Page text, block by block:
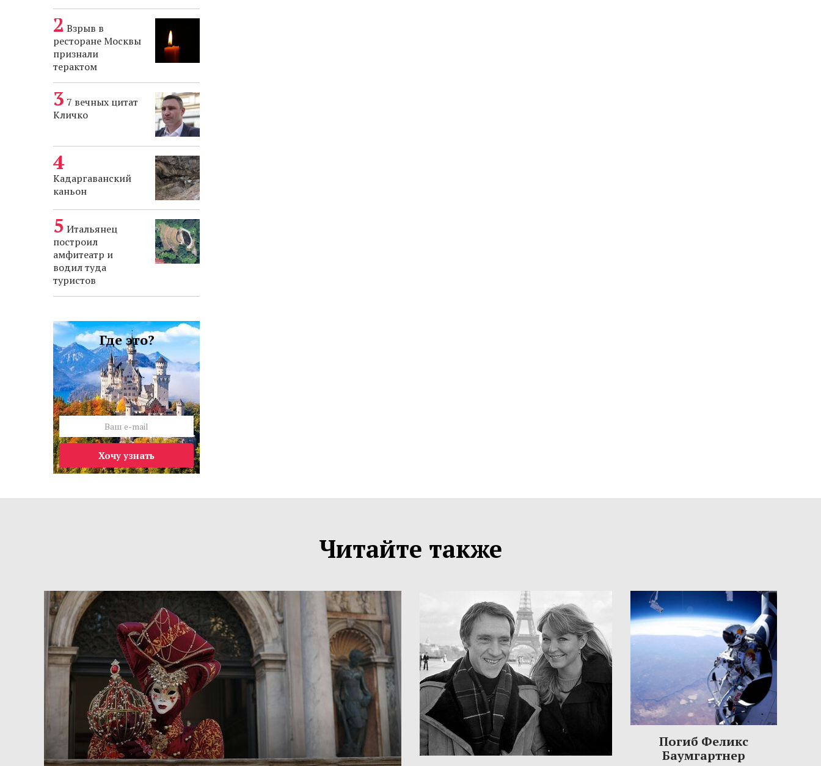
Взрыв в
ресторане Москвы
признали
терактом
7 вечных цитат
Кличко
Кадаргаванский
каньон
Итальянец
построил
амфитеатр и
водил туда
туристов
Где это?
Хочу узнать
Читайте также
Погиб Феликс
Баумгартнер